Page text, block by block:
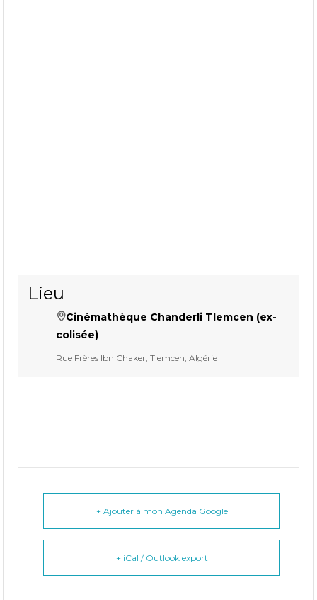
Lieu
Cinémathèque Chanderli Tlemcen (ex-
colisée)
Rue Frères Ibn Chaker, Tlemcen, Algérie
+ Ajouter à mon Agenda Google
+ iCal / Outlook export